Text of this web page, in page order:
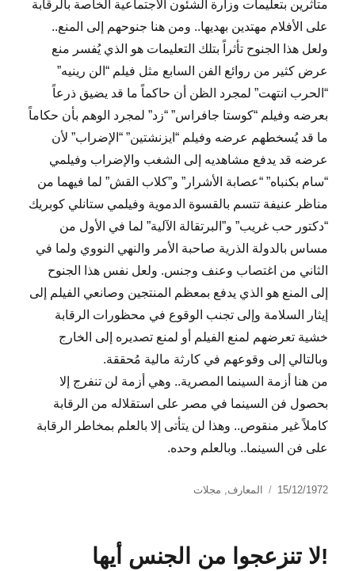
متأثرين بتعليمات وزارة الشئون الاجتماعية الخاصة بالرقابة
على الأفلام مهتدين بهديها.. ومن هنا جنوحهم إلى المنع..
ولعل هذا الجنوح تأثراً بتلك التعليمات هو الذي يُفسر منع
عرض كثير من روائع الفن السابع مثل فيلم “الن رينيه”
“الحرب انتهت” لمجرد الظن أن حاكماً ما قد يضيق ذرعاً
بعرضه وفيلم “كوستا جافراس” “زد” لمجرد الوهم بأن حكاماً
ما قد يُسخطهم عرضه وفيلم “ايزنشتين” “الإضراب” لأن
عرضه قد يدفع مشاهديه إلى الشغب والإضراب وفيلمي
“سام بكنباه” “عصابة الأشرار” و”كلاب القش” لما فيهما من
مناظر عنيفة تتسم بالقسوة الدموية وفيلمي ستانلي كوبريك
“دكتور حب غريب” و”البرتقالة الآلية” لما في الأول من
مساس بالدولة الذرية صاحبة الأمر والنهي النووي ولما في
الثاني من اغتصاب وعنف وجنس. ولعل نفس هذا الجنوح
إلى المنع هو الذي يدفع بمعظم المنتجين وصانعي الفيلم إلى
إيثار السلامة وإلى تجنب الوقوع في محظورات الرقابة
خشية تعرضهم لمنع الفيلم أو لمنع تصديره إلى الخارج
وبالتالي إلى وقوعهم في كارثة مالية مُحققة.
من هنا أزمة السينما المصرية.. وهي أزمة لن تنفرج إلا
بحصول فن السينما في مصر على استقلاله من الرقابة
كاملاً غير منقوص.. وهذا لن يتأتى إلا بالعلم بمخاطر الرقابة
على فن السينما.. وبالعلم وحده.
نُشرت
15/12/1972 التصنيفات
المعارف, مجلات
!لا تنزعجوا من الجنس أيها